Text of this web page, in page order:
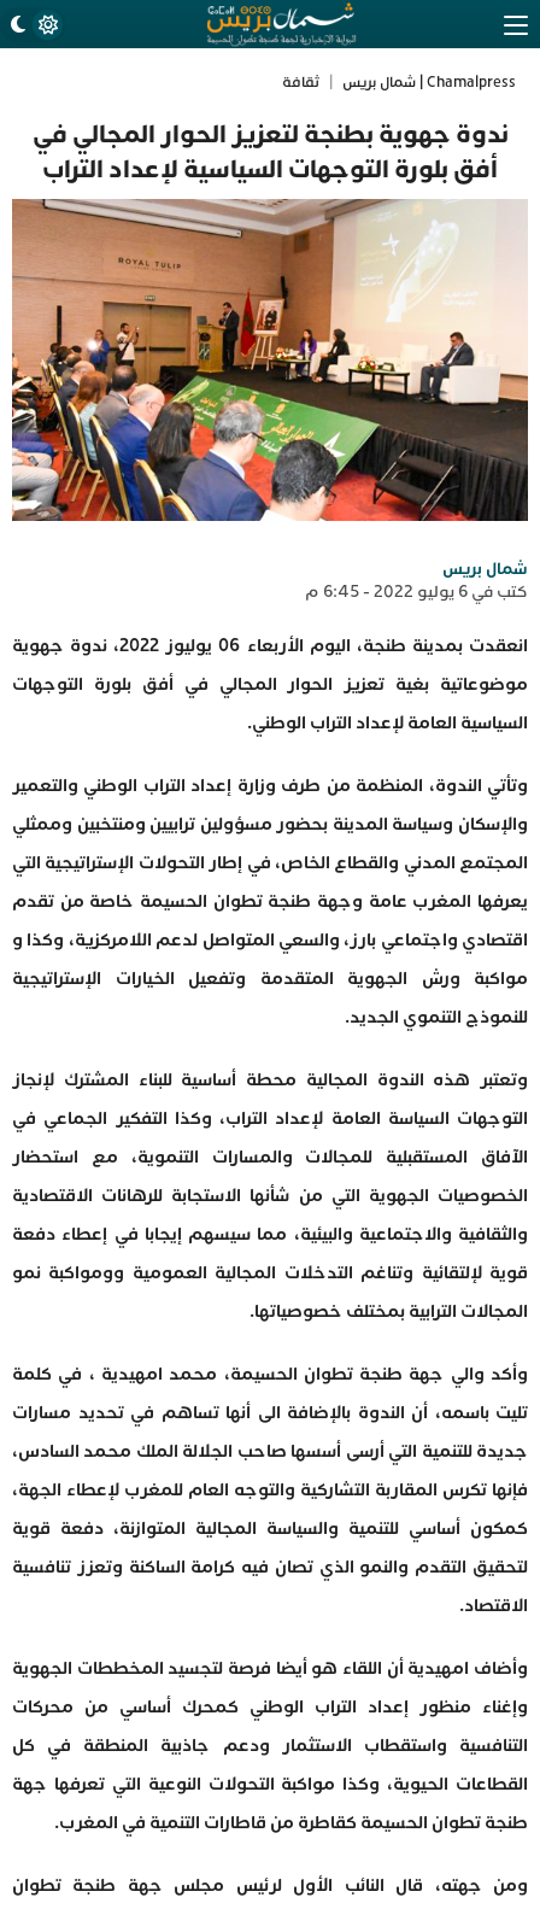
Chamalpress | شمال بريس ثقافة
ندوة جهوية بطنجة لتعزيز الحوار المجالي في
أفق بلورة التوجهات السياسية لإعداد التراب
شمال بريس
كتب في 6 يوليو 2022 - 6:45 م
انعقدت بمدينة طنجة، اليوم الأربعاء 06 يوليوز 2022، ندوة جهوية
موضوعاتية بغية تعزيز الحوار المجالي في أفق بلورة التوجهات
السياسية العامة لإعداد التراب الوطني.
وتأتي الندوة، المنظمة من طرف وزارة إعداد التراب الوطني والتعمير
والإسكان وسياسة المدينة بحضور مسؤولين ترابيين ومنتخبين وممثلي
المجتمع المدني والقطاع الخاص، في إطار التحولات الإستراتيجية التي
يعرفها المغرب عامة وجهة طنجة تطوان الحسيمة خاصة من تقدم
اقتصادي واجتماعي بارز، والسعي المتواصل لدعم اللامركزية، وكذا و
مواكبة ورش الجهوية المتقدمة وتفعيل الخيارات الإستراتيجية
للنموذج التنموي الجديد.
وتعتبر هذه الندوة المجالية محطة أساسية للبناء المشترك لإنجاز
التوجهات السياسة العامة لإعداد التراب، وكذا التفكير الجماعي في
الآفاق المستقبلية للمجالات والمسارات التنموية، مع استحضار
الخصوصيات الجهوية التي من شأنها الاستجابة للرهانات الاقتصادية
والثقافية والاجتماعية والبيئية، مما سيسهم إيجابا في إعطاء دفعة
قوية لإلتقائية وتناغم التدخلات المجالية العمومية وومواكبة نمو
المجالات الترابية بمختلف خصوصياتها.
وأكد والي جهة طنجة تطوان الحسيمة، محمد امهيدية ، في كلمة
تليت باسمه، أن الندوة بالإضافة الى أنها تساهم في تحديد مسارات
جديدة للتنمية التي أرسى أسسها صاحب الجلالة الملك محمد السادس،
فإنها تكرس المقاربة التشاركية والتوجه العام للمغرب لإعطاء الجهة،
كمكون أساسي للتنمية والسياسة المجالية المتوازنة، دفعة قوية
لتحقيق التقدم والنمو الذي تصان فيه كرامة الساكنة وتعزز تنافسية
الاقتصاد.
وأضاف امهيدية أن اللقاء هو أيضا فرصة لتجسيد المخططات الجهوية
وإغناء منظور إعداد التراب الوطني كمحرك أساسي من محركات
التنافسية واستقطاب الاستثمار ودعم جاذبية المنطقة في كل
القطاعات الحيوية، وكذا مواكبة التحولات النوعية التي تعرفها جهة
طنجة تطوان الحسيمة كقاطرة من قاطارات التنمية في المغرب.
ومن جهته، قال النائب الأول لرئيس مجلس جهة طنجة تطوان